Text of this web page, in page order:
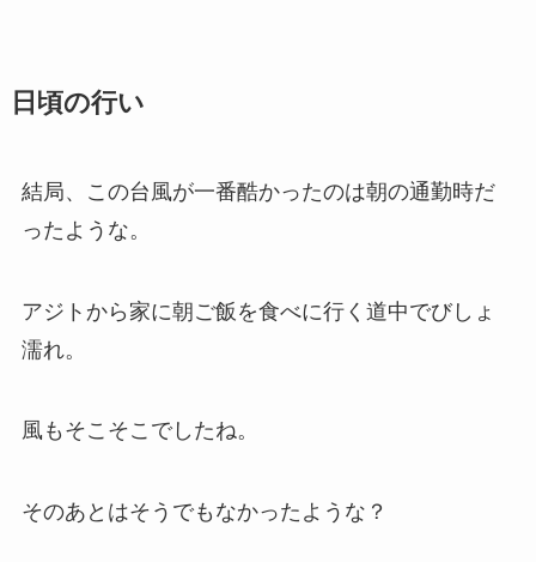
日頃の行い
結局、この台風が一番酷かったのは朝の通勤時だ
ったような。
アジトから家に朝ご飯を食べに行く道中でびしょ
濡れ。
風もそこそこでしたね。
そのあとはそうでもなかったような？